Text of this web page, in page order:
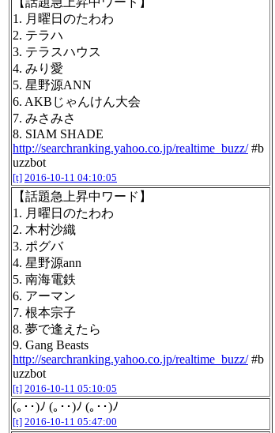
1. 月曜日のたわわ
2. テラハ
3. テラスハウス
4. みり愛
5. 星野源ANN
6. AKBじゃんけん大会
7. みさみさ
8. SIAM SHADE
http://searchranking.yahoo.co.jp/realtime_buzz/#b
uzzbot
[t] 2016-10-11 04:10:05
【話題急上昇中ワード】
1. 月曜日のたわわ
2. 木村沙織
3. ポグバ
4. 星野源ann
5. 南海電鉄
6. アーマン
7. 根本宗子
8. 夢で逢えたら
9. Gang Beasts
http://searchranking.yahoo.co.jp/realtime_buzz/#b
uzzbot
[t] 2016-10-11 05:10:05
(｡･･)ﾉ (｡･･)ﾉ (｡･･)ﾉ
[t] 2016-10-11 05:47:00